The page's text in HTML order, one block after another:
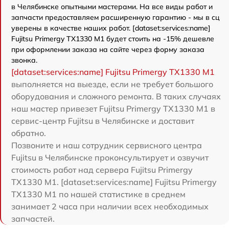
в Челябинске опытными мастерами. На все виды работ и
запчасти предоставляем расширенную гарантию - мы в сц
уверены в качестве наших работ. [dataset:services:name]
Fujitsu Primergy TX1330 M1 будет стоить на -15% дешевле
при оформлении заказа на сайте через форму заказа
звонка.
[dataset:services:name] Fujitsu Primergy TX1330 M1
выполняется на выезде, если не требует большого
оборудования и сложного ремонта. В таких случаях
наш мастер привезет Fujitsu Primergy TX1330 M1 в
сервис-центр Fujitsu в Челябинске и доставит
обратно.
Позвоните и наш сотрудник сервисного центра
Fujitsu в Челябинске проконсультирует и озвучит
стоимость работ над сервера Fujitsu Primergy
TX1330 M1. [dataset:services:name] Fujitsu Primergy
TX1330 M1 по нашей статистике в среднем
занимает 2 часа при наличии всех необходимых
запчастей.